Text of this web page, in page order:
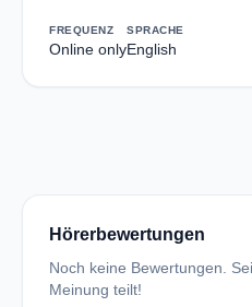
FREQUENZ
Online only
SPRACHE
English
Hörerbewertungen
Noch keine Bewertungen.
Meinung teilt!